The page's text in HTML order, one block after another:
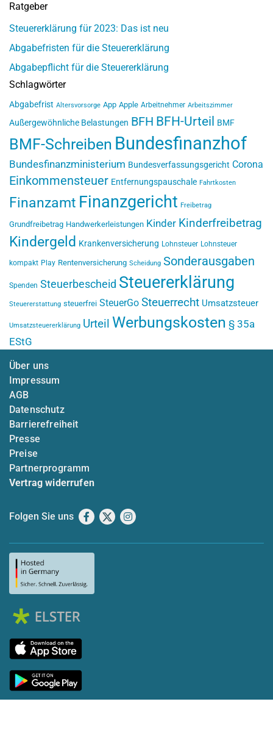
Ratgeber
Steuererklärung für 2023: Das ist neu
Abgabefristen für die Steuererklärung
Abgabepflicht für die Steuererklärung
Schlagwörter
Abgabefrist Altersvorsorge App Apple Arbeitnehmer Arbeitszimmer
Außergewöhnliche Belastungen BFH BFH-Urteil BMF
BMF-Schreiben Bundesfinanzhof
Bundesfinanzministerium Bundesverfassungsgericht Corona
Einkommensteuer Entfernungspauschale Fahrtkosten
Finanzamt Finanzgericht Freibetrag
Grundfreibetrag Handwerkerleistungen Kinder Kinderfreibetrag
Kindergeld Krankenversicherung Lohnsteuer Lohnsteuer
kompakt Play Rentenversicherung Scheidung Sonderausgaben
Spenden Steuerbescheid Steuererklärung
Steuererstattung steuerfrei SteuerGo Steuerrecht Umsatzsteuer
Umsatzsteuererklärung Urteil Werbungskosten § 35a
EStG
Über uns
Impressum
AGB
Datenschutz
Barrierefreiheit
Presse
Preise
Partnerprogramm
Vertrag widerrufen
Folgen Sie uns Facebook
X Instagram